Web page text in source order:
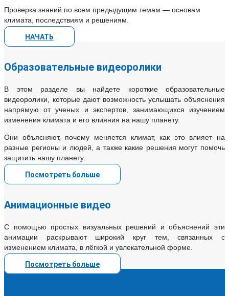
Проверка знаний по всем предыдущим темам — основам
климата, последствиям и решениям.
НАЧАТЬ
Образовательные видеоролики
В этом разделе вы найдете короткие образовательные
видеоролики, которые дают возможность услышать объяснения
напрямую от ученых и экспертов, занимающихся изучением
изменения климата и его влияния на нашу планету.
Oни объясняют, почему меняется климат, как это влияет на
разные регионы и людей, а также какие решения могут помочь
защитить нашу планету.
Посмотреть больше
Анимационные видео
С помощью простых визуальных решений и объяснений эти
анимации раскрывают широкий круг тем, связанных с
изменением климата, в лёгкой и увлекательной форме.
Посмотреть больше